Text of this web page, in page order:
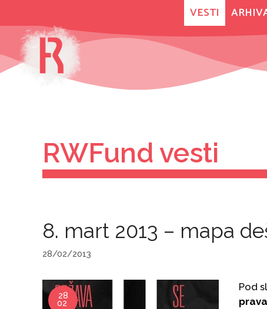
content
VESTI
RWFund vesti
8. mart 2013 – mapa
28/02/2013
28
02
Pod